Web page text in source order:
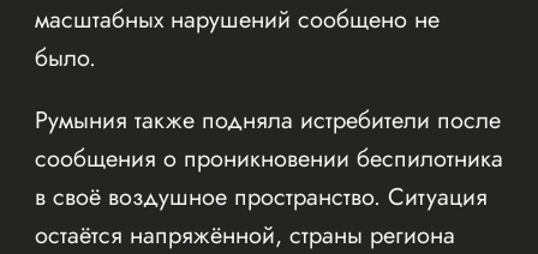
масштабных нарушений сообщено не
было.
Румыния также подняла истребители после
сообщения о проникновении беспилотника
в своё воздушное пространство. Ситуация
остаётся напряжённой, страны региона